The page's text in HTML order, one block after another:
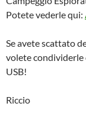
Potete vederle qui:
Se avete scattato
volete condividerle
USB!
Riccio